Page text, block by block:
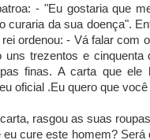
- "Eu gostaria que
curaria da sua doença".
ordenou: - Vá falar com
uns trezentos e
finas. A carta que
oficial .Eu quero que
rasgou as suas
cure este homem?